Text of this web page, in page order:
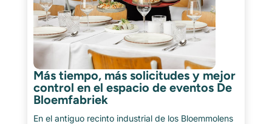
Más tiempo, más solicitudes y mejor
control en el espacio de eventos De
Bloemfabriek
En el antiguo recinto industrial de los Bloemmolens